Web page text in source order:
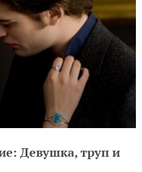
Девушка, труп и